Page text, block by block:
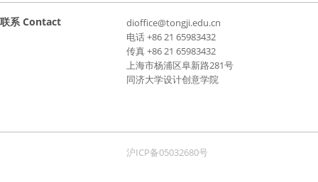
联系 Contact
dioffice@tongji.edu.cn
电话 +86 21 65983432
传真 +86 21 65983432
上海市杨浦区阜新路281号
同济大学设计创意学院
沪ICP备05032680号